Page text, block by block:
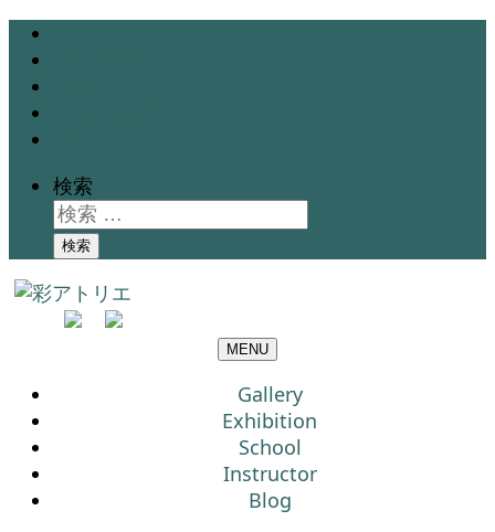
検索
検索
MENU
Gallery
Exhibition
School
Instructor
Blog